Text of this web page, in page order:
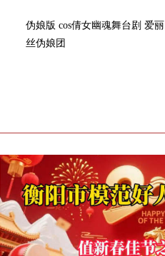
伪娘版 cos倩女幽魂舞台剧 爱丽
丝伪娘团